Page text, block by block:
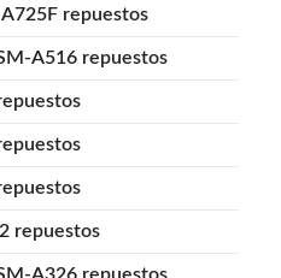
repuestos
A516 repuestos
repuestos